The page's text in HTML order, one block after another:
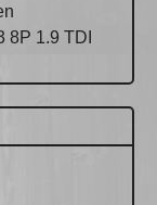
8P 1.9 TDI